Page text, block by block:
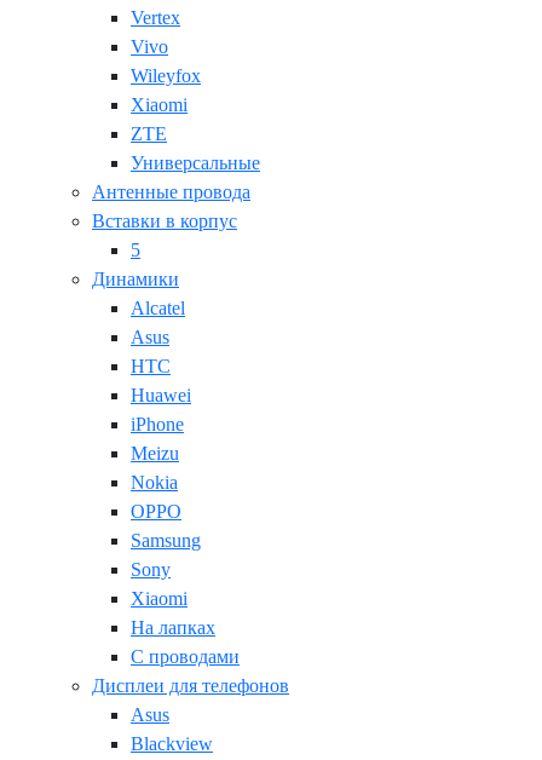
Vertex
Vivo
Wileyfox
Xiaomi
ZTE
Универсальные
Антенные провода
Вставки в корпус
5
Динамики
Alcatel
Asus
HTC
Huawei
iPhone
Meizu
Nokia
OPPO
Samsung
Sony
Xiaomi
На лапках
С проводами
Дисплеи для телефонов
Asus
Blackview